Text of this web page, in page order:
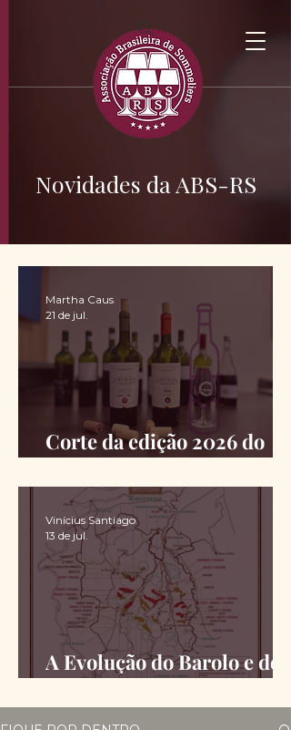
Novidades da ABS-RS
Corte da edição 2026 do
Martha Caus
21 de jul.
A Evolução do Barolo e do
Vinícius Santiago
13 de jul.